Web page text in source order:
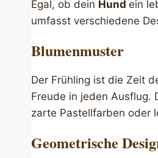
Egal, ob dein Hundein
umfasst verschiedene
Blumenmuster
Der Frühling ist die Zeit
Freude in jeden Ausflug.
zarte Pastellfarben oder
Geometrische